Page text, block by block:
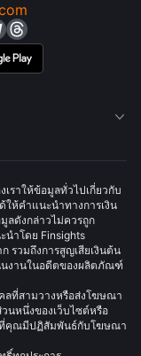

ราให้ข้อมูลทั่วไปเกี่ยวกับ
ห้คำแนะนำทางการเงิน
ลดังกล่าวไม่ควรถูก
นำโดย Finsights
รวมถึงการสูญเสียเงินต้น
นงานในอดีตของผลิตภัณฑ์
ที่สามวางหรือส่งโฆษณา
นหนึ่งของเว็บไซต์หรือ
ที่คุณมีปฏิสัมพันธ์กับโฆษณา